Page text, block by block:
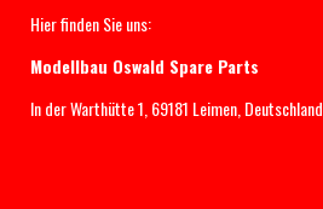
Hier finden Sie uns:
Modellbau Oswald Spare Parts
In der Warthütte 1, 69181 Leimen, Deutschland